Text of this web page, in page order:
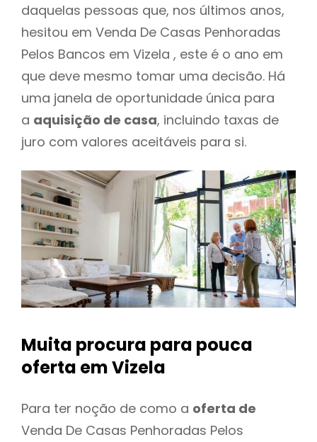
daquelas pessoas que, nos últimos anos,
hesitou em Venda De Casas Penhoradas
Pelos Bancos em Vizela , este é o ano em
que deve mesmo tomar uma decisão. Há
uma janela de oportunidade única para
a aquisição de casa, incluindo taxas de
juro com valores aceitáveis para si.
Muita procura para pouca
oferta em Vizela
Para ter noção de como a oferta de
Venda De Casas Penhoradas Pelos